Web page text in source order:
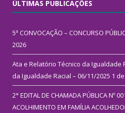
ÚLTIMAS PUBLICAÇÕES
5ª CONVOCAÇÃO – CONCURSO
2026
Ata e Relatório Técnico da
da Igualdade Racial – 06/11/2025 1
2° EDITAL DE CHAMADA PÚBLICA Nº
ACOLHIMENTO EM FAMÍLIA